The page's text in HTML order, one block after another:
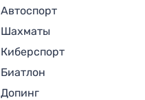
Автоспорт
Шахматы
Киберспорт
Биатлон
Допинг